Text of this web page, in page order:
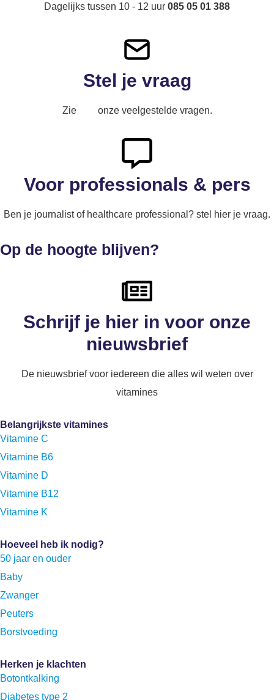
Dagelijks tussen 10 - 12 uur 085 05 01 388
Stel je vraag
Zie onze veelgestelde vragen.
Voor professionals & pers
Ben je journalist of healthcare professional? stel hier je vraag.
Op de hoogte blijven?
Schrijf je hier in voor onze
nieuwsbrief
De nieuwsbrief voor iedereen die alles wil weten over
vitamines
Belangrijkste vitamines
Vitamine C
Vitamine B6
Vitamine D
Vitamine B12
Vitamine K
Hoeveel heb ik nodig?
50 jaar en ouder
Baby
Zwanger
Peuters
Borstvoeding
Herken je klachten
Botontkalking
Diabetes type 2